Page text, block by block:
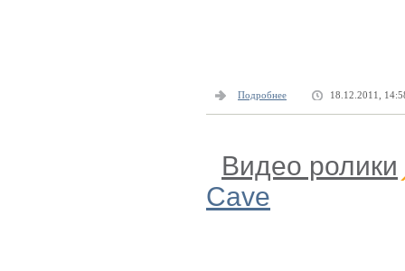
Подробнее 18.12.2011,
Видео ролики
Cave